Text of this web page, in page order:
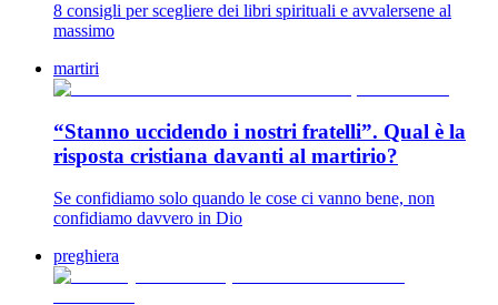
8 consigli per scegliere dei libri spirituali e avvalersene al
massimo
martiri
“Stanno uccidendo i nostri fratelli”. Qual è la
risposta cristiana davanti al martirio?
Se confidiamo solo quando le cose ci vanno bene, non
confidiamo davvero in Dio
preghiera